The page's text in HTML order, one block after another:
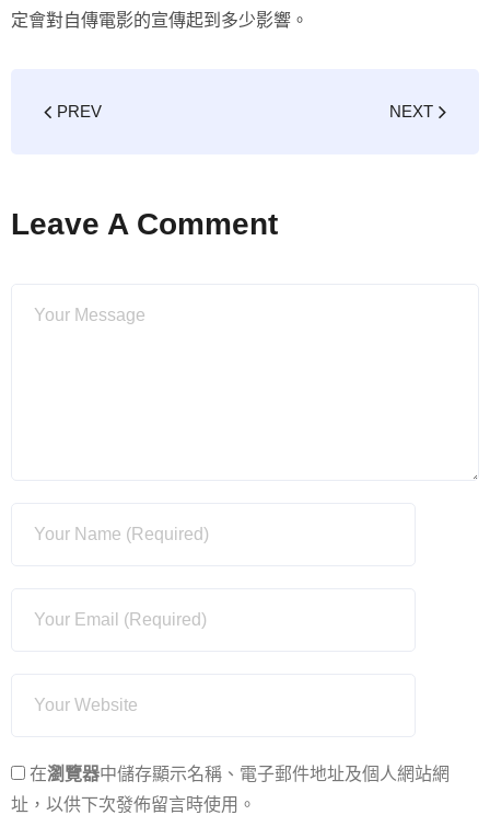
定會對自傳電影的宣傳起到多少影響。
PREV NEXT
Leave A Comment
在瀏覽器中儲存顯示名稱、電子郵件地址及個人網站網
址，以供下次發佈留言時使用。